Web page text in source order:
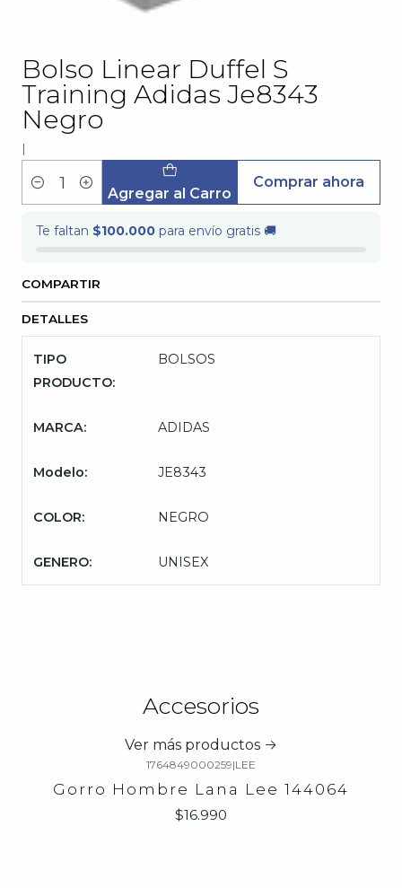
Bolso Linear Duffel S
Training Adidas Je8343
Negro
|
Cantidad Agregar al Carro
Comprar ahora
Te faltan $100.000 para envío gratis 🚚
COMPARTIR
DETALLES
TIPO
PRODUCTO:
BOLSOS
MARCA: ADIDAS
Modelo: JE8343
COLOR: NEGRO
GENERO: UNISEX
Accesorios
Ver más productos
1764849000259|LEE
Gorro Hombre Lana Lee 144064
$16.990